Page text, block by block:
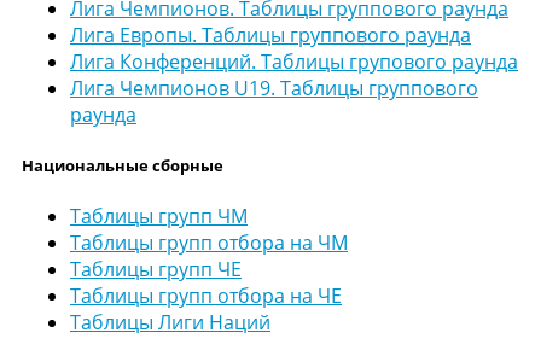
Лига Чемпионов. Таблицы группового раунда
Лига Европы. Таблицы группового раунда
Лига Конференций. Таблицы групового раунда
Лига Чемпионов U19. Таблицы группового
раунда
Национальные сборные
Таблицы групп ЧМ
Таблицы групп отбора на ЧМ
Таблицы групп ЧЕ
Таблицы групп отбора на ЧЕ
Таблицы Лиги Наций